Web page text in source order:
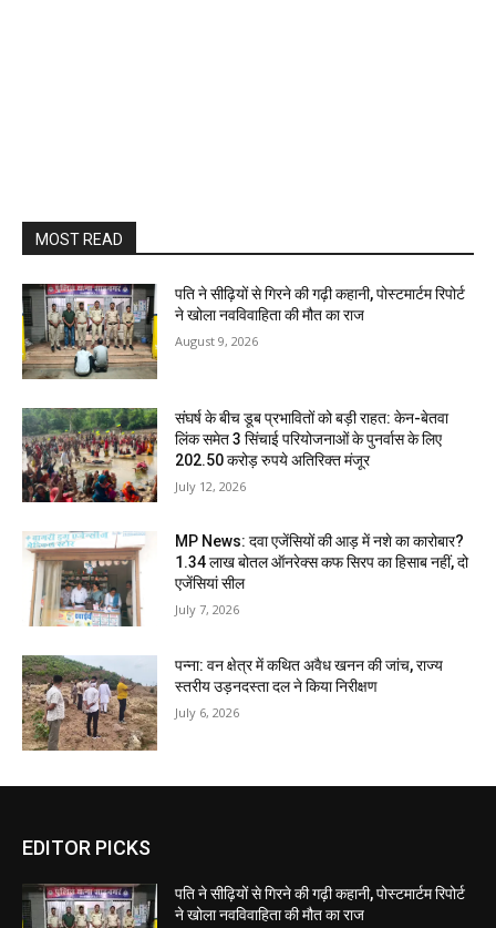
MOST READ
पति ने सीढ़ियों से गिरने की गढ़ी कहानी, पोस्टमार्टम रिपोर्ट
ने खोला नवविवाहिता की मौत का राज
August 9, 2026
संघर्ष के बीच डूब प्रभावितों को बड़ी राहत: केन-बेतवा
लिंक समेत 3 सिंचाई परियोजनाओं के पुनर्वास के लिए
202.50 करोड़ रुपये अतिरिक्त मंजूर
July 12, 2026
MP News: दवा एजेंसियों की आड़ में नशे का कारोबार?
1.34 लाख बोतल ऑनरेक्स कफ सिरप का हिसाब नहीं, दो
एजेंसियां सील
July 7, 2026
पन्ना: वन क्षेत्र में कथित अवैध खनन की जांच, राज्य
स्तरीय उड़नदस्ता दल ने किया निरीक्षण
July 6, 2026
EDITOR PICKS
पति ने सीढ़ियों से गिरने की गढ़ी कहानी, पोस्टमार्टम रिपोर्ट
ने खोला नवविवाहिता की मौत का राज